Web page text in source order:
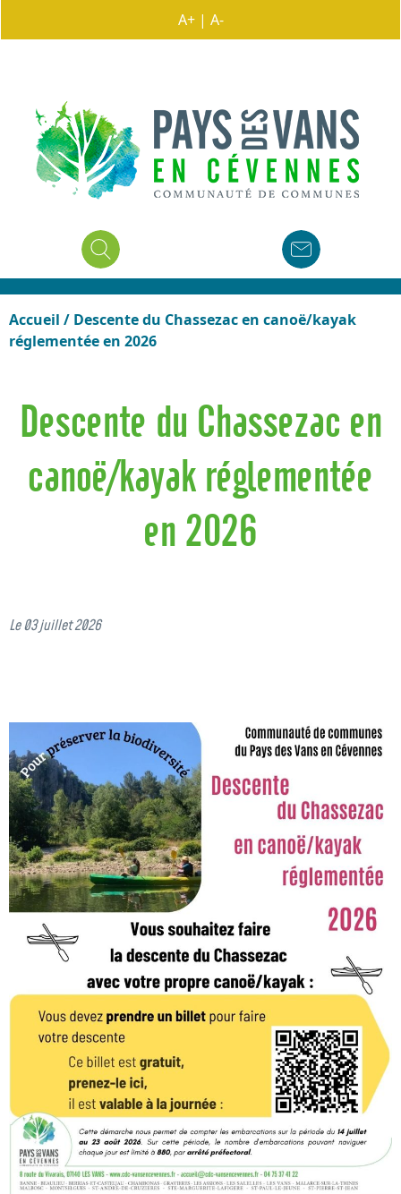
A+| A-
Accueil / Descente du Chassezac en canoë/kayak
réglementée en 2026
Descente du Chassezac en
canoë/kayak réglementée
en 2026
Le 03 juillet 2026